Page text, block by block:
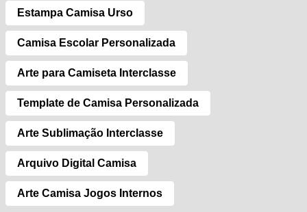
Estampa Camisa Urso
Camisa Escolar Personalizada
Arte para Camiseta Interclasse
Template de Camisa Personalizada
Arte Sublimação Interclasse
Arquivo Digital Camisa
Arte Camisa Jogos Internos